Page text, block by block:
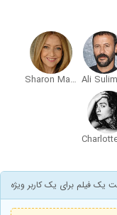
Ali
Sharon Maughan